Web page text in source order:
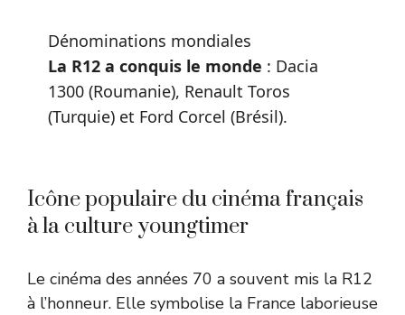
Dénominations mondiales
La R12 a conquis le monde : Dacia
1300 (Roumanie), Renault Toros
(Turquie) et Ford Corcel (Brésil).
Icône populaire du cinéma français
à la culture youngtimer
Le cinéma des années 70 a souvent mis la R12
à l’honneur. Elle symbolise la France laborieuse